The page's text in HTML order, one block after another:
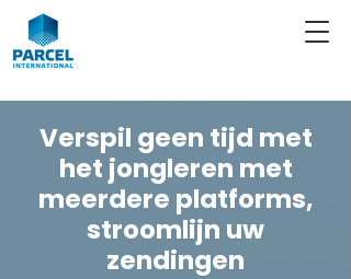
Verspil geen tijd met
het jongleren met
meerdere platforms,
stroomlijn uw
zendingen